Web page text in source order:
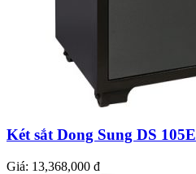
Két sắt Dong Sung DS 105E
Giá: 13,368,000 đ